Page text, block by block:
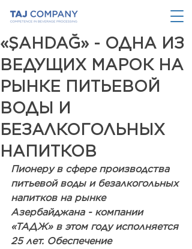
«ŞAHDAĞ» - ОДНА ИЗ
ВЕДУЩИХ МАРОК НА
РЫНКЕ ПИТЬЕВОЙ
ВОДЫ И
БЕЗАЛКОГОЛЬНЫХ
НАПИТКОВ
Пионеру в сфере производства
питьевой воды и безалкогольных
напитков на рынке
Азербайджана - компании
«ТАДЖ» в этом году исполняется
25 лет. Обеспечение